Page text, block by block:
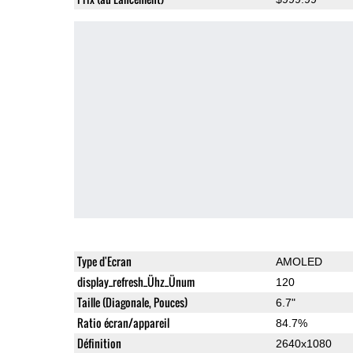
Type d'Ecran AMOLED
display_refresh_Ühz_Ünum 120
Taille (Diagonale, Pouces) 6.7"
Ratio écran/appareil 84.7%
Définition 2640x1080